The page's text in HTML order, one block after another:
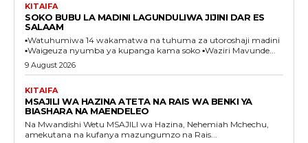
KITAIFA
SOKO BUBU LA MADINI LAGUNDULIWA JIJINI DAR ES
SALAAM
▪️Watuhumiwa 14 wakamatwa na tuhuma za utoroshaji madini
▪️Waigeuza nyumba ya kupanga kama soko ▪️Waziri Mavunde...
9 August 2026
KITAIFA
MSAJILI WA HAZINA ATETA NA RAIS WA BENKI YA
BIASHARA NA MAENDELEO
Na Mwandishi Wetu MSAJILI wa Hazina, Nehemiah Mchechu,
amekutana na kufanya mazungumzo na Rais...